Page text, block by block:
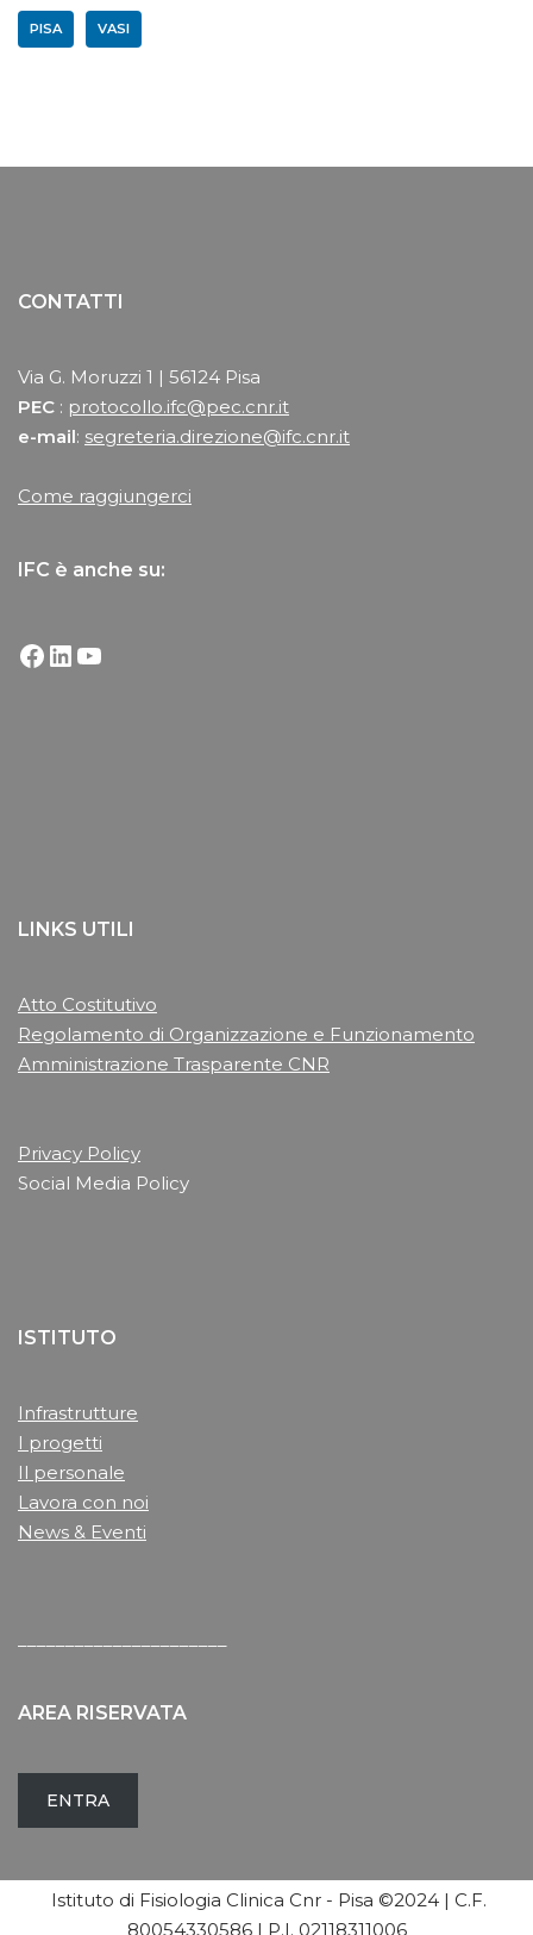
PISA VASI
CONTATTI
Via G. Moruzzi 1 | 56124 Pisa
PEC : protocollo.ifc@pec.cnr.it
e-mail: segreteria.direzione@ifc.cnr.it
Come raggiungerci
IFC è anche su:
LINKS UTILI
Atto Costitutivo
Regolamento di Organizzazione e Funzionamento
Amministrazione Trasparente CNR
Privacy Policy
Social Media Policy
ISTITUTO
Infrastrutture
I progetti
Il personale
Lavora con noi
News & Eventi
AREA RISERVATA
ENTRA
Istituto di Fisiologia Clinica Cnr - Pisa ©2024 | C.F.
80054330586 | P.I. 02118311006